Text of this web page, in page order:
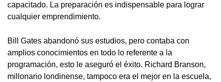
capacitado. La preparación es indispensable para lograr
cualquier emprendimiento.
Bill Gates abandonó sus estudios, pero contaba con
amplios conocimientos en todo lo referente a la
programación, esto le aseguró el éxito. Richard Branson,
millonario londinense, tampoco era el mejor en la escuela,